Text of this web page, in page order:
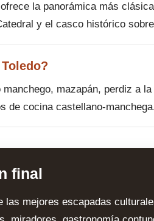
la panorámica más
y el casco histórico
mazapán, perdiz a
de cocina castellano-
final
las mejores escapadas